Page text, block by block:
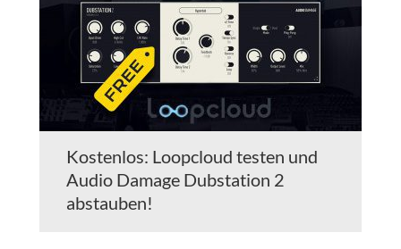
Kostenlos: Loopcloud testen und
Audio Damage Dubstation 2
abstauben!